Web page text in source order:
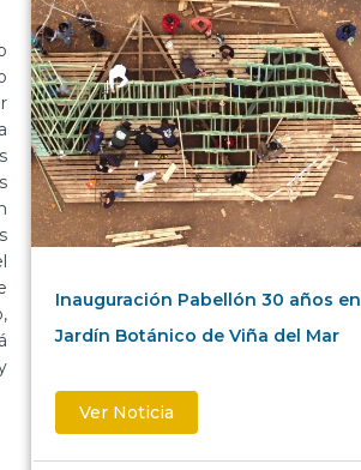
Inauguración Pabellón 30 años en
Jardín Botánico de Viña del Mar
Ver Noticia